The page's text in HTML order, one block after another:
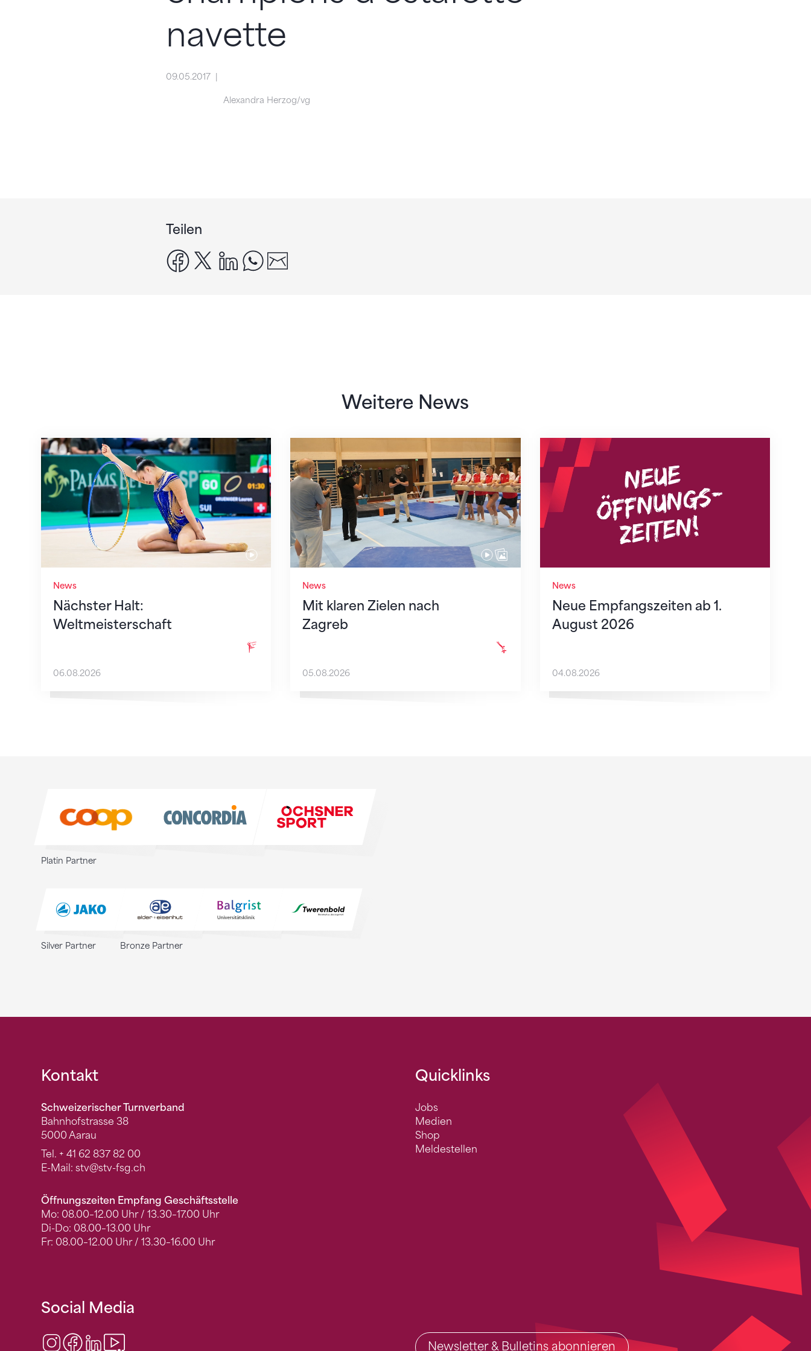
navette
09.05.2017
Alexandra Herzog/vg
Teilen
facebook
x linkedinwhatsapp
Weitere News
News
Nächster Halt:
Weltmeisterschaft
Nächster Halt: Weltmeisterschaft
06.08.2026
News
Mit klaren Zielen nach
Zagreb
Mit klaren Zielen nach Zagreb
05.08.2026
News
Neue Empfangszeiten ab 1.
August 2026
Neue Empfangszeiten ab 1. August 2026
04.08.2026
Platin Partner
Silver Partner Bronze Partner
Fusszeile
Kontakt
Schweizerischer Turnverband
Bahnhofstrasse 38
5000 Aarau
Tel. + 41 62 837 82 00
E-Mail: stv@stv-fsg.ch
Öffnungszeiten Empfang Geschäftsstelle
Mo: 08.00–12.00 Uhr / 13.30–17.00 Uhr
Di-Do: 08.00–13.00 Uhr
Fr: 08.00–12.00 Uhr / 13.30–16.00 Uhr
Quicklinks
Jobs
Medien
Shop
Meldestellen
Social Media
Instagram
Facebook
LinkedIn Newsletter & Bulletins abonnieren